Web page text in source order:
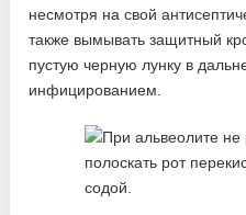
несмотря на свой
также вымывать защитный
пустую черную лунку в
инфицированием.